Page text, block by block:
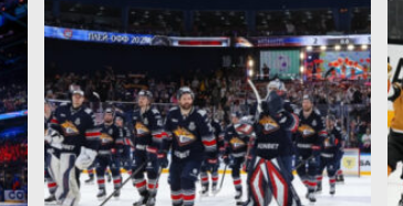
IIHF
умышленно
быстро
опубликовала
список
участников
ЧМ
без
россиян